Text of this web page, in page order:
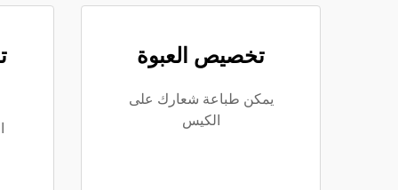
تخصيص العبوة
يمكن طباعة شعارك على
الكيس